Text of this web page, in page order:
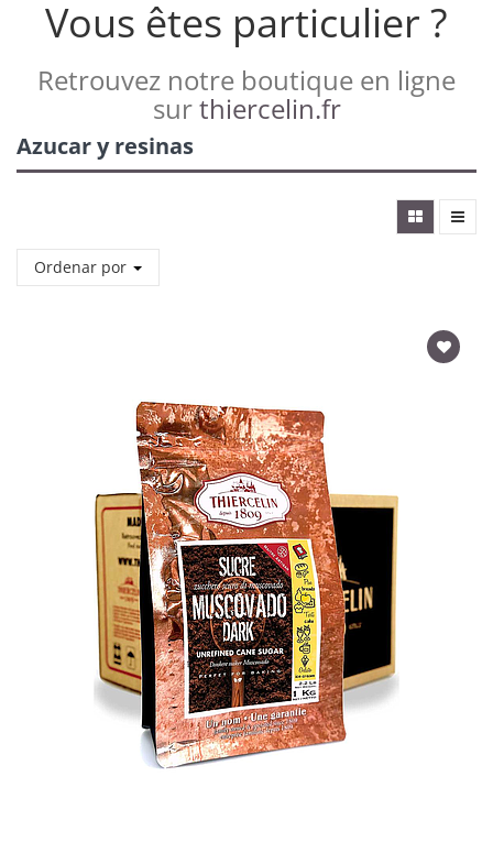
Vous êtes particulier ?
Retrouvez notre boutique en ligne
surthiercelin.fr
Azucar y resinas
Ordenar por